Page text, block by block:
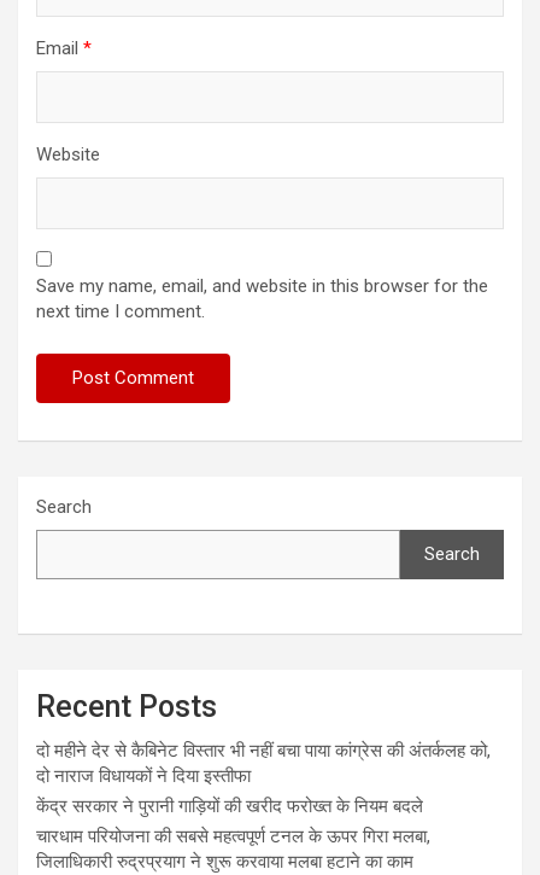
Email *
Website
Save my name, email, and website in this browser for the
next time I comment.
Search
Search
Recent Posts
दो महीने देर से कैबिनेट विस्तार भी नहीं बचा पाया कांग्रेस की अंतर्कलह को,
दो नाराज विधायकों ने दिया इस्तीफा
केंद्र सरकार ने पुरानी गाड़ियों की खरीद फरोख्त के नियम बदले
चारधाम परियोजना की सबसे महत्वपूर्ण टनल के ऊपर गिरा मलबा,
जिलाधिकारी रुद्रप्रयाग ने शुरू करवाया मलबा हटाने का काम